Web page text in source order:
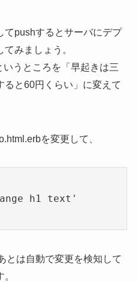
てpushするとサーバにデプ
みましょう。
うところを「早起きは三
と60円くらい」に変えて
を変更して、
h1 text'
とは自動で変更を検知して